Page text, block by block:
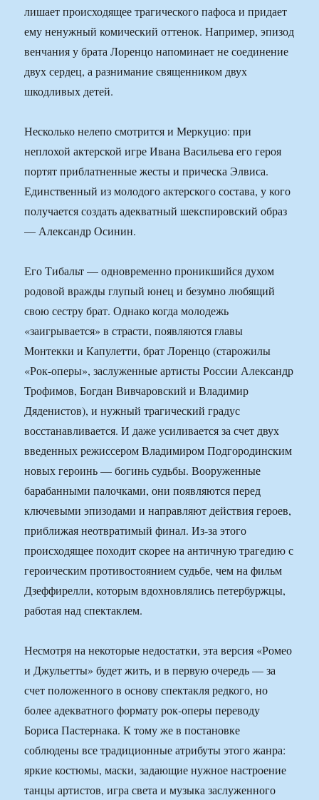
лишает происходящее трагического пафоса и придает
ему ненужный комический оттенок. Например, эпизод
венчания у брата Лоренцо напоминает не соединение
двух сердец, а разнимание священником двух
шкодливых детей.
Несколько нелепо смотрится и Меркуцио: при
неплохой актерской игре Ивана Васильева его героя
портят приблатненные жесты и прическа Элвиса.
Единственный из молодого актерского состава, у кого
получается создать адекватный шекспировский образ
— Александр Осинин.
Его Тибальт — одновременно проникшийся духом
родовой вражды глупый юнец и безумно любящий
свою сестру брат. Однако когда молодежь
«заигрывается» в страсти, появляются главы
Монтекки и Капулетти, брат Лоренцо (старожилы
«Рок-оперы», заслуженные артисты России Александр
Трофимов, Богдан Вивчаровский и Владимир
Дяденистов), и нужный трагический градус
восстанавливается. И даже усиливается за счет двух
введенных режиссером Владимиром Подгородинским
новых героинь — богинь судьбы. Вооруженные
барабанными палочками, они появляются перед
ключевыми эпизодами и направляют действия героев,
приближая неотвратимый финал. Из-за этого
происходящее походит скорее на античную трагедию с
героическим противостоянием судьбе, чем на фильм
Дзеффирелли, которым вдохновлялись петербуржцы,
работая над спектаклем.
Несмотря на некоторые недостатки, эта версия «Ромео
и Джульетты» будет жить, и в первую очередь — за
счет положенного в основу спектакля редкого, но
более адекватного формату рок-оперы переводу
Бориса Пастернака. К тому же в постановке
соблюдены все традиционные атрибуты этого жанра:
яркие костюмы, маски, задающие нужное настроение
танцы артистов, игра света и музыка заслуженного